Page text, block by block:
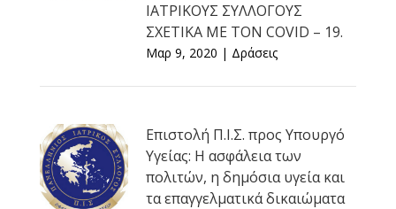
ΙΑΤΡΙΚΟΥΣ ΣΥΛΛΟΓΟΥΣ
ΣΧΕΤΙΚΑ ΜΕ ΤΟΝ COVID – 19.
Μαρ 9, 2020 | Δράσεις
Επιστολή Π.Ι.Σ. προς Υπουργό
Υγείας: Η ασφάλεια των
πολιτών, η δημόσια υγεία και
τα επαγγελματικά δικαιώματα